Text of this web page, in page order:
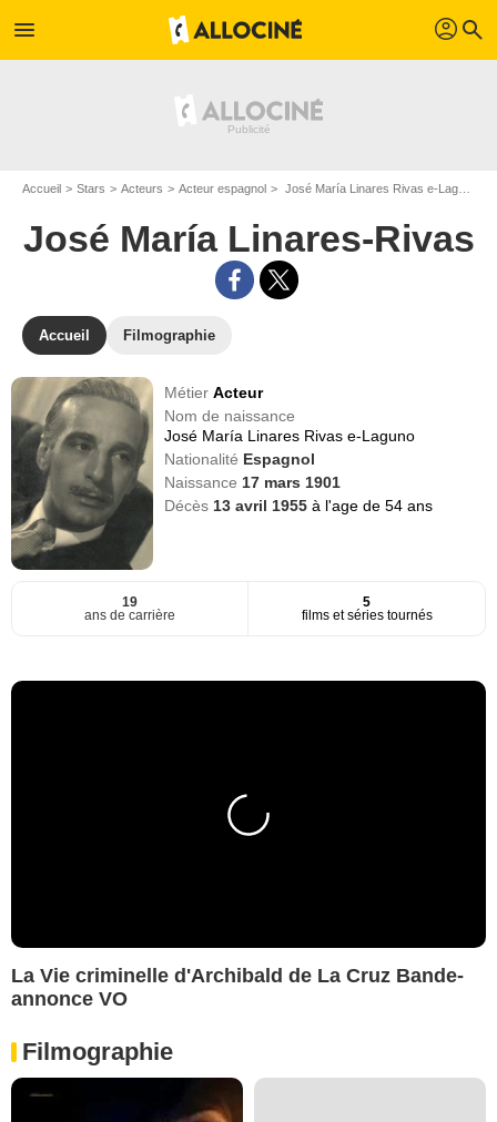
menu profil search
Accueil Stars Acteurs Acteur espagnol José María Linares Rivas e-Laguno dit José María Linares-Rivas
José María Linares-Rivas
Accueil Filmographie
MétierActeur
Nom de naissance
José María Linares Rivas e-Laguno
Nationalité Espagnol
Naissance 17 mars 1901
Décès 13 avril 1955à l'age de 54 ans
19
ans de carrière
5
films et séries tournés
La Vie criminelle d'Archibald de La Cruz Bande-
annonce VO
Filmographie